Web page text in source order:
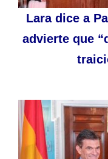
Lara dice a
advierte que